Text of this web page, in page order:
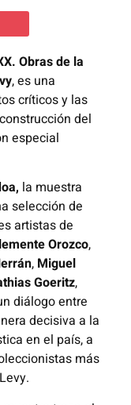
Obras de la
, es una
críticos y las
del
especial
la muestra
selección de
artistas de
Orozco,
, Miguel
Goeritz,
diálogo entre
decisiva a la
en el país, a
más